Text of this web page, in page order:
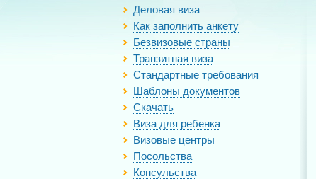
Деловая виза
Как заполнить анкету
Безвизовые страны
Транзитная виза
Стандартные требования
Шаблоны документов
Скачать
Виза для ребенка
Визовые центры
Посольства
Консульства